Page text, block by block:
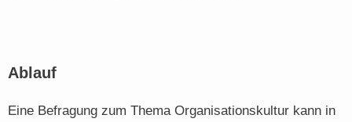
Ablauf
Eine Befragung zum Thema Organisationskultur kann in